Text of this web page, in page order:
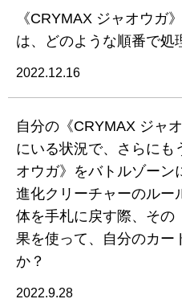
《CRYMAX ジャオウガ
は、どのような順番で処
2022.12.16
自分の《CRYMAX ジャ
にいる状況で、さらにも
オウガ》をバトルゾーン
進化クリーチャーのルー
体を手札に戻す際、その
果を使って、自分のカー
か？
2022.9.28